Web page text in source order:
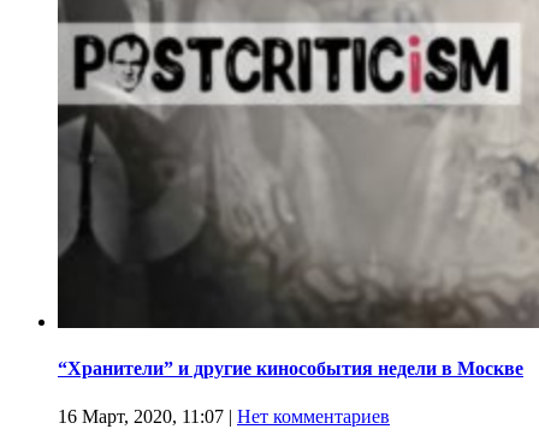
“Хранители” и другие кинособытия недели в Москве
16 Март, 2020, 11:07 | Нет комментариев